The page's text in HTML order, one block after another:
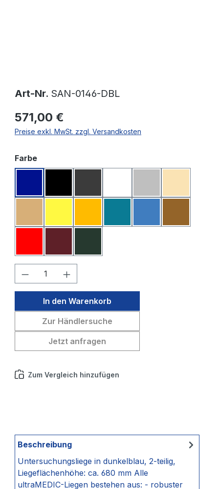
Art-Nr. SAN-0146-DBL
571,00 €
Preise exkl. MwSt. zzgl. Versandkosten
Farbeauswählen
Produkt Anzahl: Gib den
In den Warenkorb
Zur Händlersuche
Jetzt anfragen
Zum Vergleich hinzufügen
Beschreibung
Untersuchungsliege in dunkelblau, 2-teilig,
Liegeflächenhöhe: ca. 680 mm Alle
ultraMEDIC-Liegen bestehen aus: - robuster